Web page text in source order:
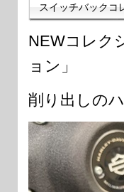
スイッチバックコ
NEWコレク
ョン」
削り出しの